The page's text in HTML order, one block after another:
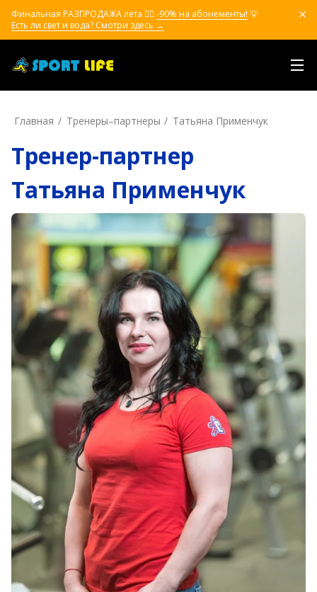
Финальная РАЗПРОДАЖА лета ❤️‍🔥 -90% на абонементы! 💡
Есть ли свет и вода? Смотри здесь →
Главная Тренеры–пapтнepы Татьяна Применчук
Тренер-партнер
Татьяна Применчук